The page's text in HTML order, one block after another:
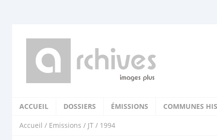
ACCUEIL DOSSIERS ÉMISSIONS COMMUNES
Accueil / Emissions / JT / 1994